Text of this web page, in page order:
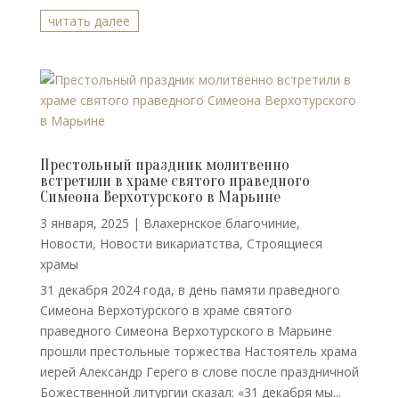
читать далее
Престольный праздник молитвенно
встретили в храме святого праведного
Симеона Верхотурского в Марьине
3 января, 2025 | Влахернское благочиние,
Новости, Новости викариатства, Строящиеся
храмы
31 декабря 2024 года, в день памяти праведного
Симеона Верхотурского в храме святого
праведного Симеона Верхотурского в Марьине
прошли престольные торжества Настоятель храма
иерей Александр Герего в слове после праздничной
Божественной литургии сказал: «31 декабря мы...